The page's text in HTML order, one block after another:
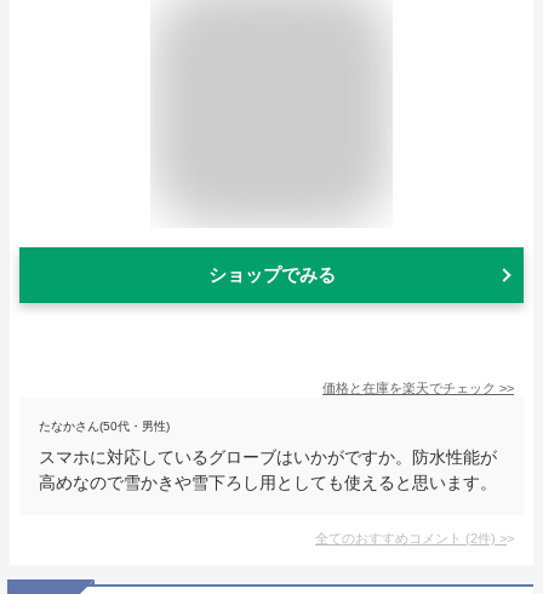
ショップでみる
価格と在庫を楽天でチェック >>
たなかさん(50代・男性)
スマホに対応しているグローブはいかがですか。防水性能が
高めなので雪かきや雪下ろし用としても使えると思います。
全てのおすすめコメント (2件) >